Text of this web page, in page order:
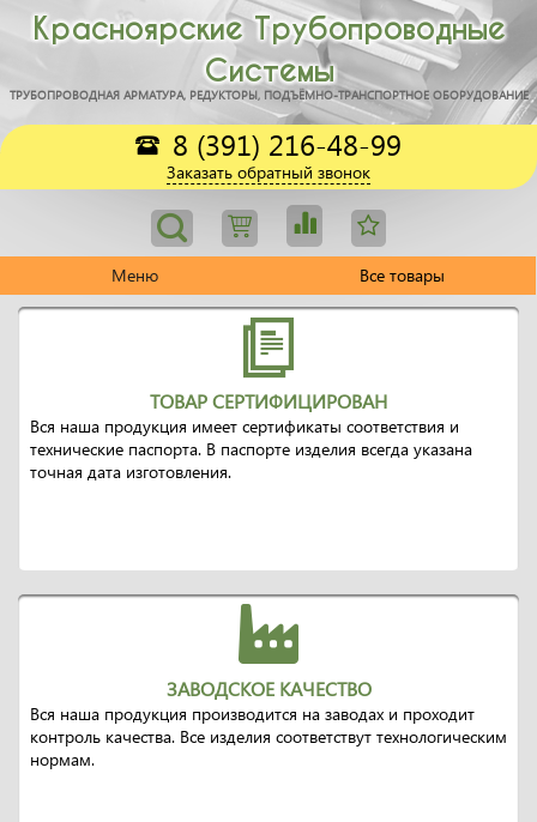
Красноярские Трубопроводные
Системы
ТРУБОПРОВОДНАЯ АРМАТУРА, РЕДУКТОРЫ, ПОДЪЁМНО-ТРАНСПОРТНОЕ ОБОРУДОВАНИЕ
8 (391) 216-48-99
Заказать обратный звонок
Меню Все товары
ТОВАР СЕРТИФИЦИРОВАН
Вся наша продукция имеет сертификаты соответствия и
технические паспорта. В паспорте изделия всегда указана
точная дата изготовления.
ЗАВОДСКОЕ КАЧЕСТВО
Вся наша продукция производится на заводах и проходит
контроль качества. Все изделия соответствут технологическим
нормам.